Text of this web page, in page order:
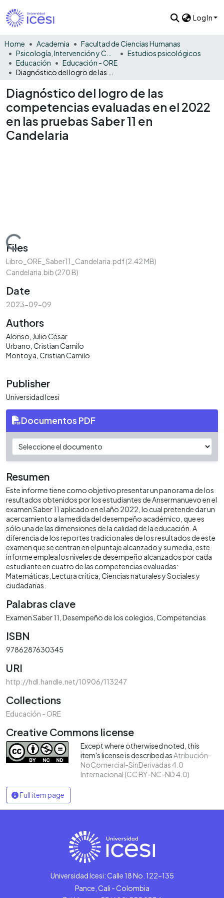
Log In
Home Academia
Facultad de Ciencias Humanas
Estudios psicológicos
Educación
Educación - ORE
Diagnóstico del logro de las
competencias evaluadas en el 2022
en las pruebas Saber 11 en
Candelaria
Loading...
Files
Libro_ORE_Saber11_Candelaria.pdf(2.42 MB)
Candelaria.bib (270 B)
Date
2023-09-09
Authors
Alonso, Julio César
Urbano, Cristian Camilo
Montoya, Cristian Camilo
Publisher
Universidad Icesi
Documentos PDF
Resumen
Este informe tiene como objetivo presentar un panorama de los
resultados obtenidos por los estudiantes de Ansermanuevo en el
examen Saber 11 aplicado en el año 2022, lo cual pretende dar un
acercamiento a la medida del desempeño académico, que es
sólo una de las dimensiones de la calidad de la educación. A
diferencia de los reportes tradicionales de los resultados de este
examen que se centran en el puntaje alcanzado y su media, este
informe emplea los niveles de desempeño alcanzados por cada
estudiante en cuatro de las competencias evaluadas:
Matemáticas, Lectura crítica, Ciencias naturales y Sociales y
ciudadanas.
Palabras clave
Examen Saber 11 Desempeño de los colegios Competencias
ISBN
9786287630345
URI
http://hdl.handle.net/10906/113247
Collections
Educación - ORE
Creative Commons license
Except where otherwised noted, this
item's license is described asAtribución-
NoComercial-SinDerivadas 4.0
Internacional (CC BY-NC-ND 4.0)
Full item page
Universidad Icesi: Calle 18 No. 122-135
Pance, Cali - Colombia